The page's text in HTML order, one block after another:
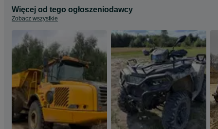
Więcej od tego ogłoszeniodawcy
Zobacz wszystkie